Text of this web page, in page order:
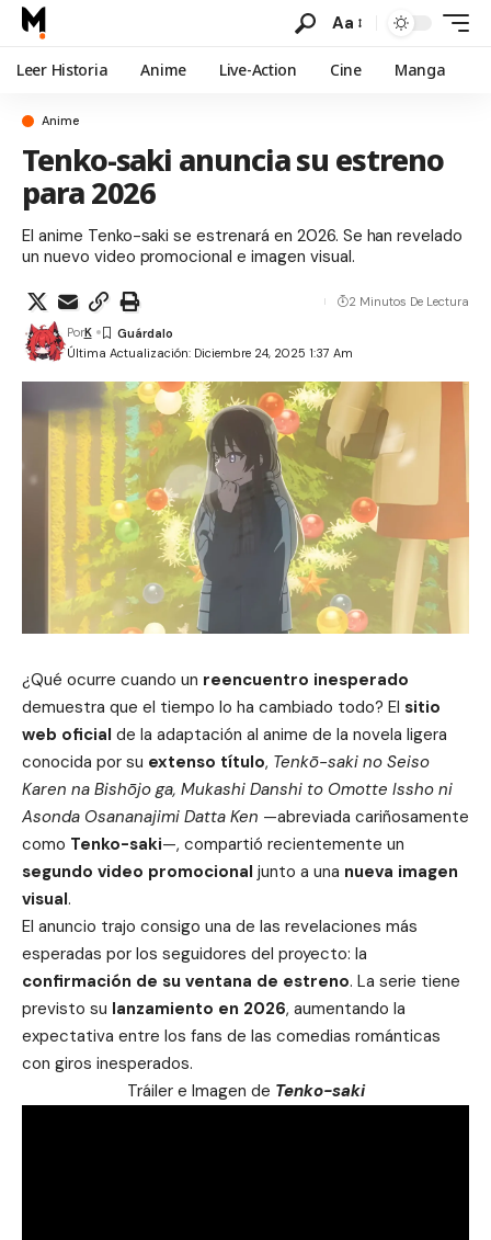
Aa
Leer Historia Anime Live-Action Cine Manga
Anime
Tenko-saki anuncia su estreno
para 2026
El anime Tenko-saki se estrenará en 2026. Se han revelado
un nuevo video promocional e imagen visual.
Última Actualización: Diciembre 24, 2025 1:37 Am
PorK
2 Minutos De Lectura
¿Qué ocurre cuando un reencuentro inesperado
demuestra que el tiempo lo ha cambiado todo? El sitio
web oficial de la adaptación al anime de la novela ligera
conocida por su extenso título, Tenkō-saki no Seiso
Karen na Bishōjo ga, Mukashi Danshi to Omotte Issho ni
Asonda Osananajimi Datta Ken —abreviada cariñosamente
como Tenko-saki—, compartió recientemente un
segundo video promocional junto a una nueva imagen
visual.
El anuncio trajo consigo una de las revelaciones más
esperadas por los seguidores del proyecto: la
confirmación de su ventana de estreno. La serie tiene
previsto su lanzamiento en 2026, aumentando la
expectativa entre los fans de las comedias románticas
con giros inesperados.
Tráiler e Imagen de Tenko-saki